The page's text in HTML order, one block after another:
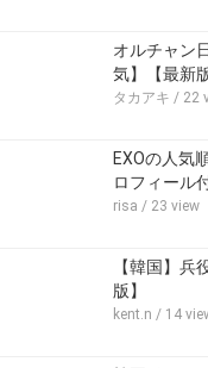
オルチャン
気】【最新版
タカアキ / 22
EXOの人気
ロフィール
risa / 23 view
【韓国】
版】
kent.n / 14